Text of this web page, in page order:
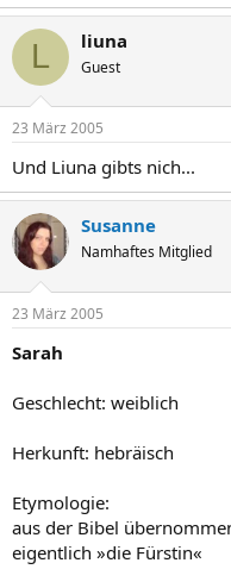
L liuna
Guest
23 März 2005
Und Liuna gibts nich...
Susanne
Namhaftes Mitglied
23 März 2005
Sarah
Geschlecht: weiblich
Herkunft: hebräisch
Etymologie:
aus der Bibel
eigentlich »die Fürstin«